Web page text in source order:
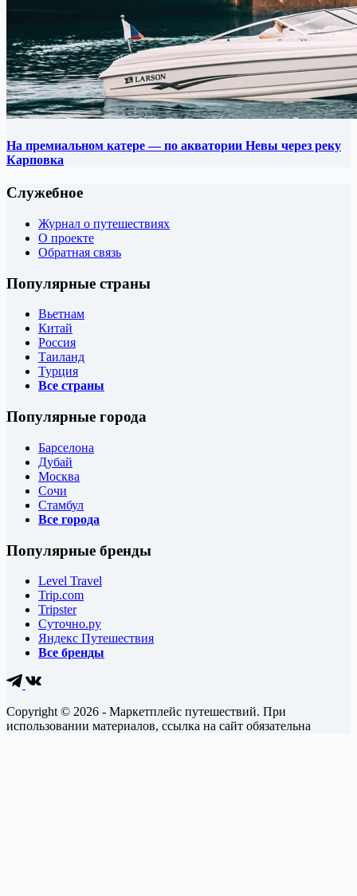
На премиальном катере — по акватории Невы через реку
Карповка
Служебное
Журнал о путешествиях
О проекте
Обратная связь
Популярные страны
Вьетнам
Китай
Россия
Таиланд
Турция
Все страны
Популярные города
Барселона
Дубай
Москва
Сочи
Стамбул
Все города
Популярные бренды
Level Travel
Trip.com
Tripster
Суточно.ру
Яндекс Путешествия
Все бренды
Copyright © 2026 - Маркетплейс путешествий. При
использовании материалов, ссылка на сайт обязательна